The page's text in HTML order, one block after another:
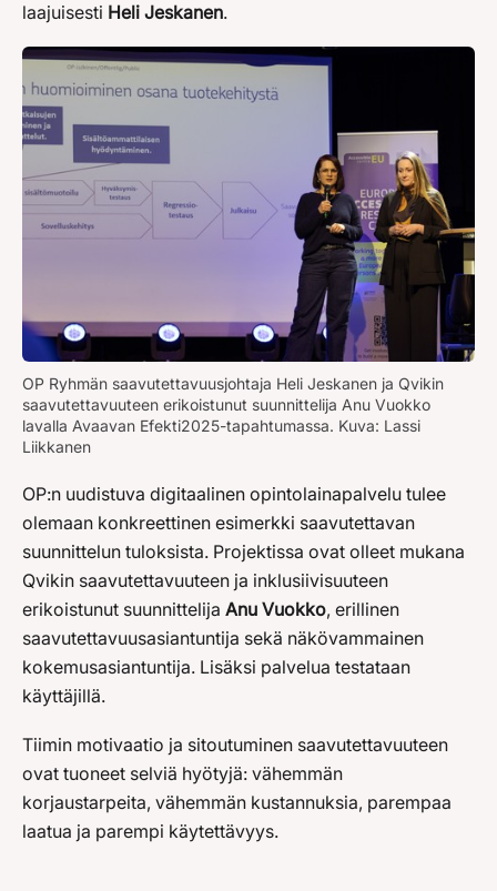
laajuisesti Heli Jeskanen.
OP Ryhmän saavutettavuusjohtaja Heli Jeskanen ja Qvikin
saavutettavuuteen erikoistunut suunnittelija Anu Vuokko
lavalla Avaavan Efekti2025-tapahtumassa. Kuva: Lassi
Liikkanen
OP:n uudistuva digitaalinen opintolainapalvelu tulee
olemaan konkreettinen esimerkki saavutettavan
suunnittelun tuloksista. Projektissa ovat olleet mukana
Qvikin saavutettavuuteen ja inklusiivisuuteen
erikoistunut suunnittelija Anu Vuokko, erillinen
saavutettavuusasiantuntija sekä näkövammainen
kokemusasiantuntija. Lisäksi palvelua testataan
käyttäjillä.
Tiimin motivaatio ja sitoutuminen saavutettavuuteen
ovat tuoneet selviä hyötyjä: vähemmän
korjaustarpeita, vähemmän kustannuksia, parempaa
laatua ja parempi käytettävyys.